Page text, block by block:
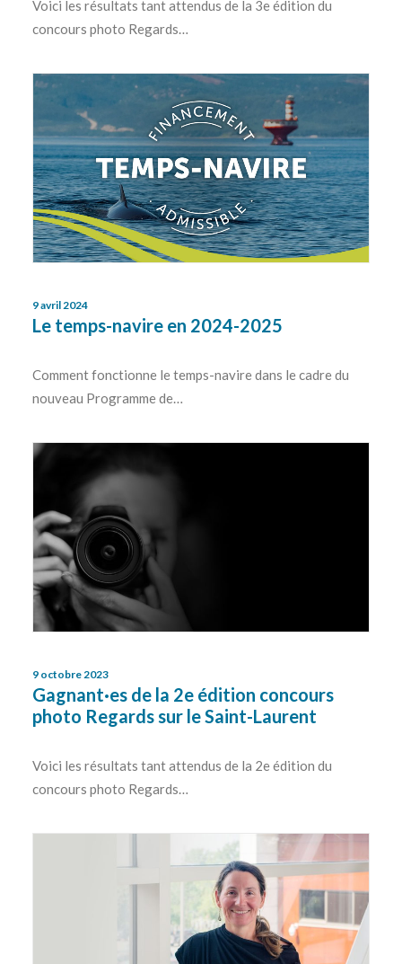
Voici les résultats tant attendus de la 3e édition du
concours photo Regards…
9 avril 2024
Le temps-navire en 2024-2025
Comment fonctionne le temps-navire dans le cadre du
nouveau Programme de…
9 octobre 2023
Gagnant·es de la 2e édition concours
photo Regards sur le Saint-Laurent
Voici les résultats tant attendus de la 2e édition du
concours photo Regards…